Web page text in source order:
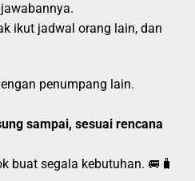
jawabannya.
ikut jadwal orang lain, dan
penumpang lain.
sampai, sesuai rencana
buat segala kebutuhan. 🚐🧳